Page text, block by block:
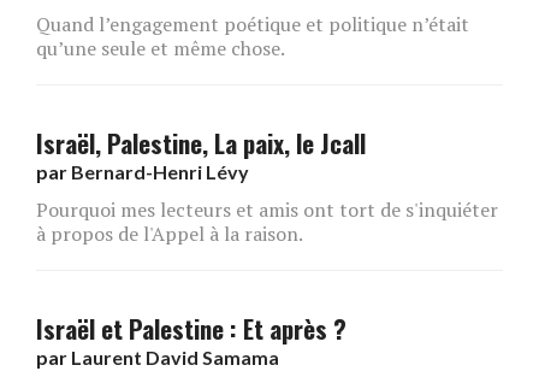
Quand l’engagement poétique et politique n’était
qu’une seule et même chose.
Israël, Palestine, La paix, le Jcall
par Bernard-Henri Lévy
Pourquoi mes lecteurs et amis ont tort de s'inquiéter
à propos de l'Appel à la raison.
Israël et Palestine : Et après ?
par Laurent David Samama